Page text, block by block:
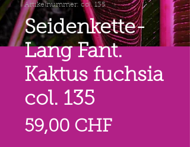
Artikelnummer: col. 135
Seidenkette-
Lang Fant.
Kaktus fuchsia
col. 135
59,00 CHFPreis